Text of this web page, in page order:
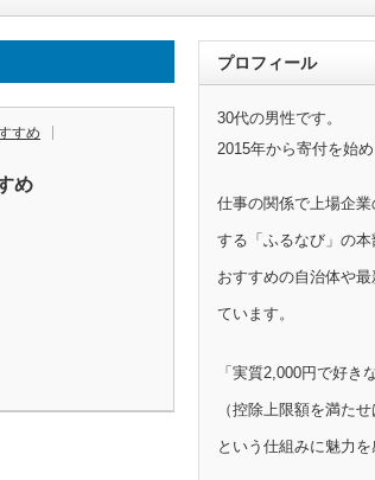
すめ
め
プロフィール
30代の男性です。
2015年から寄付を始
仕事の関係で上場企
する「ふるなび」の
おすすめの自治体や
ています。
「実質2,000円で好き
（控除上限額を満た
という仕組みに魅力